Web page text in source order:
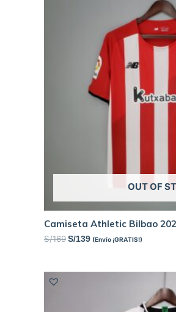
OUT OF
Camiseta Athletic Bilbao
S/169 S/139 (Envío ¡GRATIS!)